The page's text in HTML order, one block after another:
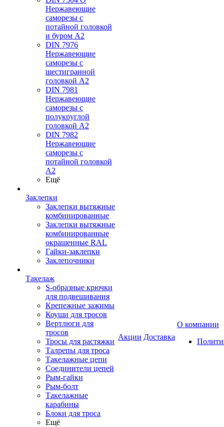
Нержавеющие
саморезы с
потайной головкой
и буром А2
DIN 7976
Нержавеющие
саморезы с
шестигранной
головкой А2
DIN 7981
Нержавеющие
саморезы с
полукруглой
головкой А2
DIN 7982
Нержавеющие
саморезы с
потайной головкой
А2
Ещё
Заклепки
Заклепки вытяжные
комбинированные
Заклепки вытяжные
комбинированные
окрашенные RAL
Гайки-заклепки
Заклепочники
Такелаж
S-образные крючки
для подвешивания
Крепежные зажимы
Коуши для тросов
Вертлюги для
тросов
Тросы для растяжки
Талрепы для троса
Такелажные цепи
Соединители цепей
Рым-гайки
Рым-болт
Такелажные
карабины
Блоки для троса
Ещё
Акции Доставка
О компании